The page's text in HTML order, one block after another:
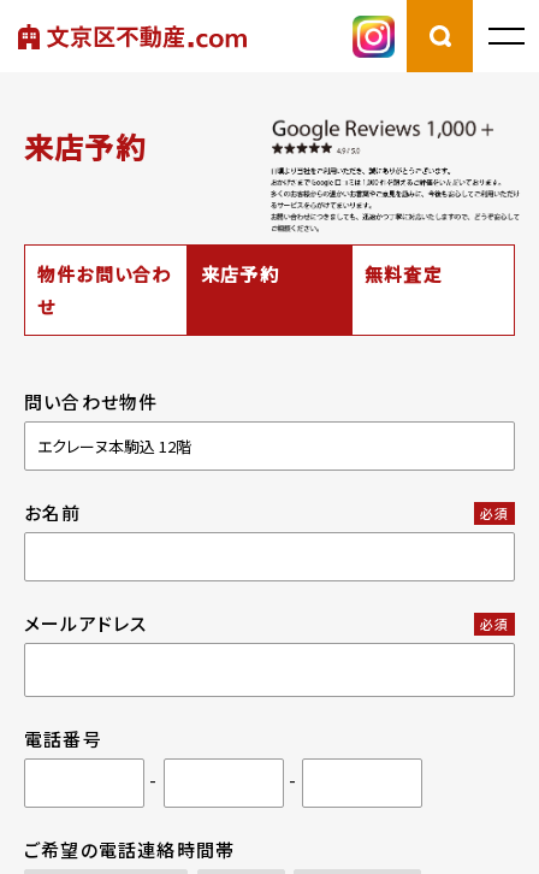
来店予約
物件お問い合わ
せ
来店予約 無料査定
問い合わせ物件
お名前 必須
メールアドレス 必須
電話番号
-
-
ご希望の電話連絡時間帯